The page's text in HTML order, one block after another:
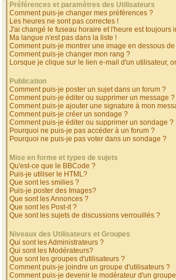
Préférences et paramètres des Utilisateurs
Comment puis-je changer mes préférences ?
Les heures ne sont pas correctes !
J'ai changé le fuseau horaire et l'heure est toujours
Ma langue n'est pas dans la liste !
Comment puis-je montrer une image en dessous
Comment puis-je changer mon rang ?
Lorsque je clique sur le lien e-mail d'un utilisateur,
Publication
Comment puis-je poster un sujet dans un forum ?
Comment puis-je éditer ou supprimer un message ?
Comment puis-je ajouter une signature à mon
Comment puis-je créer un sondage ?
Comment puis-je éditer ou supprimer un sondage ?
Pourquoi ne puis-je pas accéder à un forum ?
Pourquoi ne puis-je pas voter dans un sondage ?
Mise en forme et types de sujets
Qu'est-ce que le BBCode ?
Puis-je utiliser le HTML?
Que sont les smilies ?
Puis-je poster des Images?
Que sont les Annonces ?
Que sont les Post-it ?
Que sont les sujets de discussions verrouillés ?
Niveaux des Utilisateurs et Groupes
Qui sont les Administrateurs ?
Qui sont les Modérateurs?
Que sont les groupes d'utilisateurs ?
Comment puis-je joindre un groupe d'utilisateurs ?
Comment puis-je devenir le modérateur d'un